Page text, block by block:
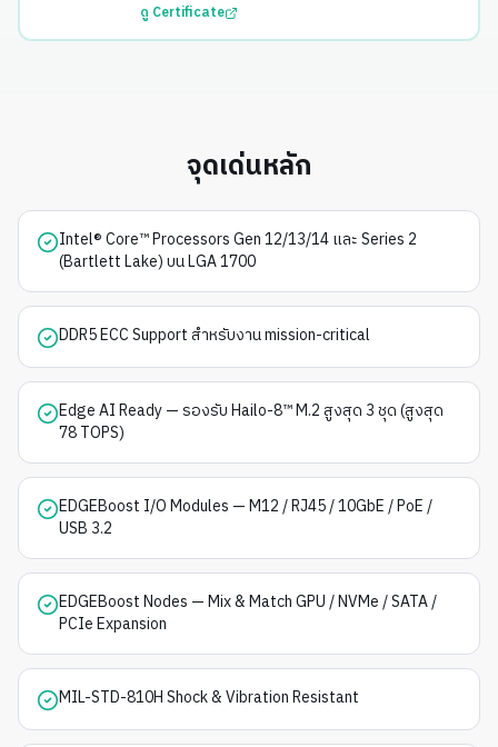
ดู Certificate
จุดเด่นหลัก
Intel® Core™ Processors Gen 12/13/14 และ Series 2
(Bartlett Lake) บน LGA 1700
DDR5 ECC Support สำหรับงาน mission-critical
Edge AI Ready — รองรับ Hailo-8™ M.2 สูงสุด 3 ชุด (สูงสุด
78 TOPS)
EDGEBoost I/O Modules — M12 / RJ45 / 10GbE / PoE /
USB 3.2
EDGEBoost Nodes — Mix & Match GPU / NVMe / SATA /
PCIe Expansion
MIL-STD-810H Shock & Vibration Resistant